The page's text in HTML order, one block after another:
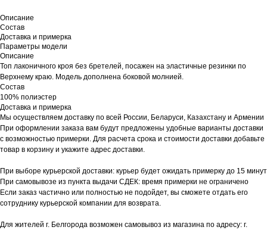
Описание
Состав
Доставка и примерка
Параметры модели
Описание
Топ лаконичного кроя без бретелей, посажен на эластичные резинки по
Верхнему краю. Модель дополнена боковой молнией.
Состав
100% полиэстер
Доставка и примерка
Мы осуществляем доставку по всей России, Беларуси, Казахстану и Армении
При оформлении заказа вам будут предложены удобные варианты доставки
с возможностью примерки. Для расчета срока и стоимости доставки добавьте
товар в корзину и укажите адрес доставки.
При выборе курьерской доставки: курьер будет ожидать примерку до 15 минут
При самовывозе из пункта выдачи СДЕК: время примерки не ограничено
Если заказ частично или полностью не подойдет, вы сможете отдать его
сотруднику курьерской компании для возврата.
Для жителей г. Белгорода возможен самовывоз из магазина по адресу: г.